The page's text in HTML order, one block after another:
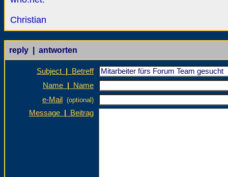
Christian
reply | antworten
Subject
Betreff
Name
Name
e-Mail
(optional)
Message Beitrag